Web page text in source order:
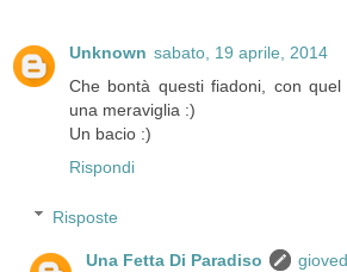
Unknown sabato, 19 aprile, 2014
Che bontà questi fiadoni, con
una meraviglia :)
Un bacio :)
Rispondi
Risposte
Una Fetta Di Paradiso